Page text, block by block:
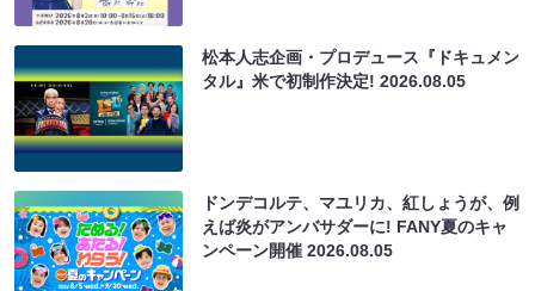
松本人志企画・プロデュース『ドキュメン
タル』米で初制作決定!2026.08.05
ドンデコルテ、マユリカ、紅しょうが、例
えば炎がアンバサダーに! FANY夏のキャ
ンペーン開催2026.08.05